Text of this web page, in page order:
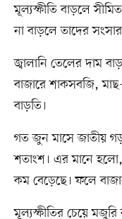
মূল্যস্ফীতি বাড়লে
না বাড়লে তাদের
জ্বালানি তেলের দাম
বাজারে শাকসবজি,
বাড়তি।
গত জুন মাসে জাতীয়
শতাংশ। এর মানে
কম বেড়েছে। ফলে
মূল্যস্ফীতির চেয়ে